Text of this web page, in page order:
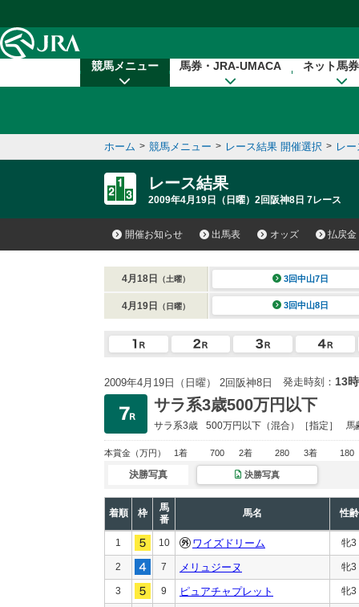
競馬メニュー 馬券・JRA-UMACA ネット馬
ホーム > 競馬メニュー > レース結果 開催選択 > レ
レース結果
2009年4月19日（日曜）2回阪神8日 7レース
開催お知らせ 出馬表 オッズ 払戻金
4月18日 （土曜） 3回中山7日
4月19日 （日曜） 3回中山8日
2009年4月19日（日曜） 2回阪神8日 発走時刻： 13
サラ系3歳500万円以下
サラ系3歳 500万円以下 （混合）［指定］ 馬
本賞金 （万円） 1着 700 2着 280 3着 180
決勝写真 決勝写真
着順 枠
馬
番
馬名 性齢
1 10 ワイズドリーム 牝3
2 7 メリュジーヌ 牝3
3 9 ピュアチャプレット 牝3